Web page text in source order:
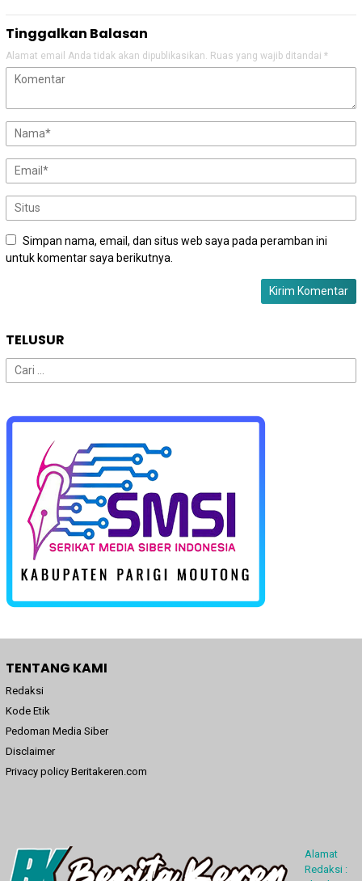
Tinggalkan Balasan
Alamat email Anda tidak akan dipublikasikan. Ruas yang wajib ditandai *
Simpan nama, email, dan situs web saya pada peramban ini
untuk komentar saya berikutnya.
TELUSUR
Cari
untuk:
TENTANG KAMI
Redaksi
Kode Etik
Pedoman Media Siber
Disclaimer
Privacy policy Beritakeren.com
Alamat
Redaksi :